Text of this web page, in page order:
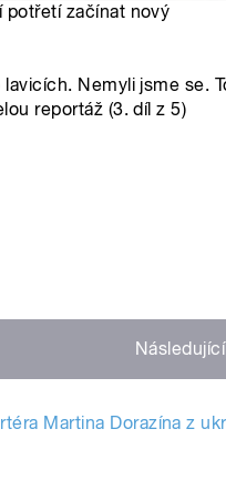
potřetí začínat nový
Nemyli jsme se.
reportáž (3. díl z 5)
Následující
Martina Dorazína z